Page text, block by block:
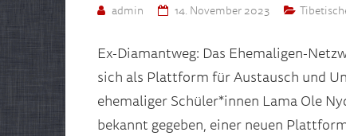
admin 14. November 2023
Ex-Diamantweg: Das Ehemaligen-
sich als Plattform für Austausch und
ehemaliger Schüler*innen Lama Ole
bekannt gegeben, einer neuen